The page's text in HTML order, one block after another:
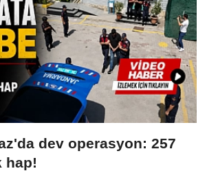
dev operasyon: 257
hap!